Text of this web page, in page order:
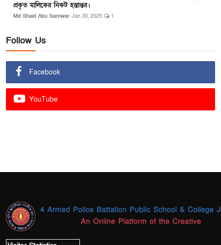
প্রকৃত মালিকের নিকট হস্তান্তর।
Md Shaid Abu Sarowar Jan 30, 2025 1
Follow Us
Facebook
YouTube